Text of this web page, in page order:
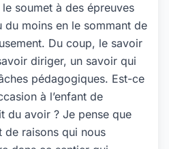
soumet à des épreuves
moins en le sommant de
Du coup, le savoir
diriger, un savoir qui
pédagogiques. Est-ce
à l’enfant de
du avoir ? Je pense que
de raisons qui nous